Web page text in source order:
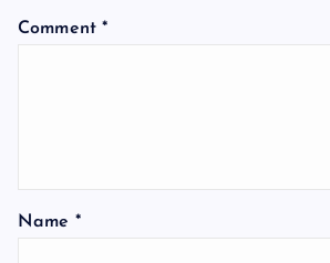
v
a
Comment*
Name *